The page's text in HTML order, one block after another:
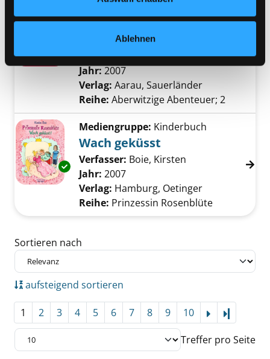
Ablehnen
Lucy Sky auf hoher See
Verfasser:Stewart, Paul
ChrisSuche nach diesem Verfasser
Jahr:2007
Verlag: Aarau, Sauerländer
Reihe: Aberwitzige Abenteuer; 2
Exemplar-Details von Wach geküsst anzeigen
Mediengruppe: Kinderbuch
Wach geküsst
Verfasser: Boie, Kirsten Suche nach
Jahr: 2007
Verlag: Hamburg, Oetinger
Reihe: Prinzessin Rosenblüte
Zu den Suchfiltern springen
Sortieren nach
aufsteigend sortieren
1 2 3 4 5 6 7 8 9 10
Treffer pro Seite